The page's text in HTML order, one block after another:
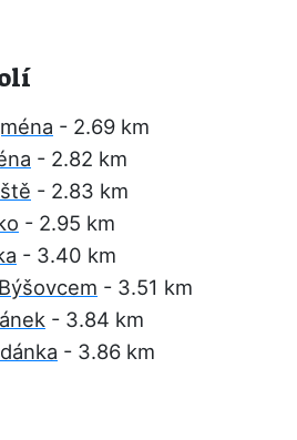
- 2.69 km
- 2.82 km
- 2.83 km
- 2.95 km
- 3.40 km
- 3.51 km
- 3.84 km
- 3.86 km